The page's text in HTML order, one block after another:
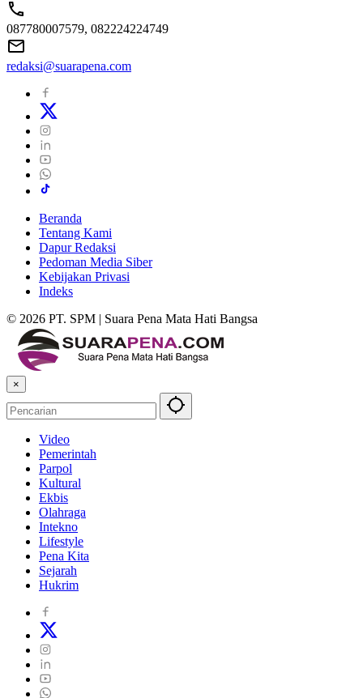
087780007579, 082224224749
redaksi@suarapena.com
Beranda
Tentang Kami
Dapur Redaksi
Pedoman Media Siber
Kebijakan Privasi
Indeks
© 2026 PT. SPM | Suara Pena Mata Hati Bangsa
×
Video
Pemerintah
Parpol
Kultural
Ekbis
Olahraga
Intekno
Lifestyle
Pena Kita
Sejarah
Hukrim